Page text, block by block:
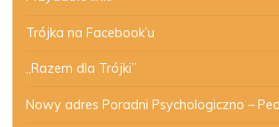
Trójka na Facebook’u
„Razem dla Trójki”
Nowy adres Poradni Psychologiczno –